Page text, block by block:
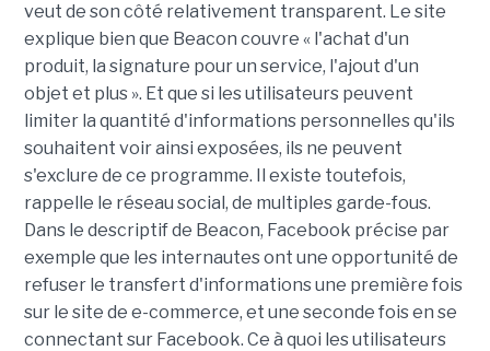
veut de son côté relativement transparent. Le site
explique bien que Beacon couvre « l'achat d'un
produit, la signature pour un service, l'ajout d'un
objet et plus ». Et que si les utilisateurs peuvent
limiter la quantité d'informations personnelles qu'ils
souhaitent voir ainsi exposées, ils ne peuvent
s'exclure de ce programme. Il existe toutefois,
rappelle le réseau social, de multiples garde-fous.
Dans le descriptif de Beacon, Facebook précise par
exemple que les internautes ont une opportunité de
refuser le transfert d'informations une première fois
sur le site de e-commerce, et une seconde fois en se
connectant sur Facebook. Ce à quoi les utilisateurs